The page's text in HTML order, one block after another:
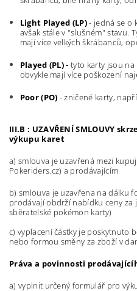
Light Played (LP)- jedná se o
avšak stále v "slušném" stavu.
mají více velkých škrábanců,
Played (PL) - tyto karty jsou
obvykle mají více poškození
Poor (PO) - zničené karty,
III.B : UZAVŘENÍ SMLOUVY
výkupu karet
a) smlouva je uzavřená mezi
Pokeriders.cz) a prodávajícím
b) smlouva je uzavřena na dálku
prodávají obdrží nabídku ceny
sběratelské pokémon karty)
c) vyplacení částky je poskytnuto
nebo formou směny za zboží v
Práva a povinnosti
a) vyplnit určený formulář pro